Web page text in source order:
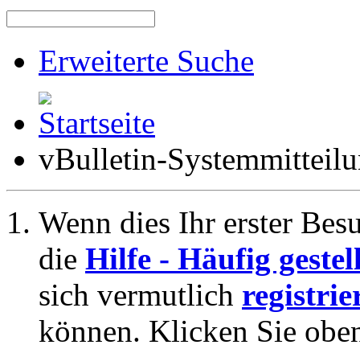
Erweiterte Suche
vBulletin-
Wenn dies Ihr erster
die Hilfe - Häufig
sich vermutlich
können. Klicken Sie